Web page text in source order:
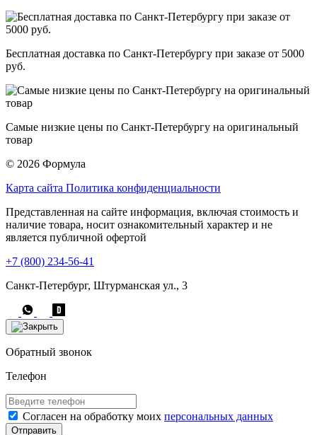
Бесплатная доставка по Санкт-Петербургу при заказе от 5000
руб.
Самые низкие цены по Санкт-Петербургу на оригинальный
товар
© 2026 Формула
Карта сайта Политика конфиденциальности
Представленная на сайте информация, включая стоимость и
наличие товара, носит ознакомительный характер и не
является публичной офертой
+7 (800) 234-56-41
Санкт-Петербург, Штурманская ул., 3
Обратный звонок
Телефон
Согласен на обработку моих персональных данных
Отправить